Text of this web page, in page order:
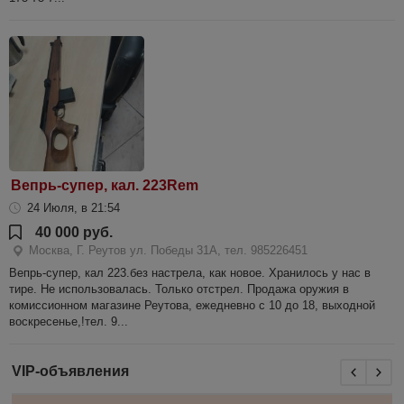
Вепрь-супер, кал. 223Rem
24 Июля, в 21:54
40 000 руб.
Москва, Г. Реутов ул. Победы 31А, тел. 985226451
Вепрь-супер, кал 223.без настрела, как новое. Хранилось у нас в
тире. Не использовалась. Только отстрел. Продажа оружия в
комиссионном магазине Реутова, ежедневно с 10 до 18, выходной
воскресенье,!тел. 9...
VIP-объявления